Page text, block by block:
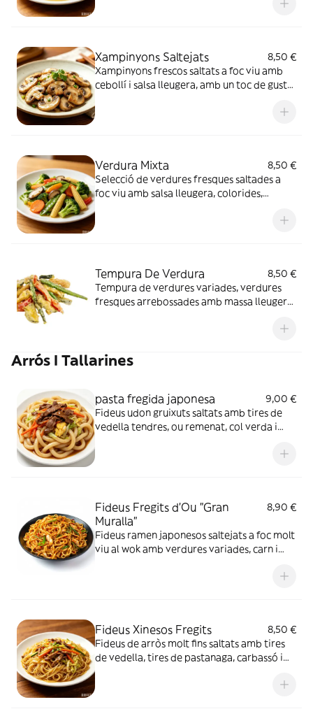
Xampinyons Saltejats
8,50 €
Xampinyons frescos saltats a foc viu amb
cebollí i salsa lleugera, amb un toc de gust
Verdura Mixta
8,50 €
Selecció de verdures fresques saltades a
foc viu amb salsa lleugera, colorides,
Tempura De Verdura
8,50 €
Tempura de verdures variades, verdures
fresques arrebossades amb massa lleugera
Arrós I Tallarines
pasta fregida japonesa
9,00 €
Fideus udon gruixuts saltats amb tires de
vedella tendres, ou remenat, col verda i
Fideus Fregits d'Ou "Gran
Muralla"
8,90 €
Fideus ramen japonesos saltejats a foc molt
viu al wok amb verdures variades, carn i
aigua calenta, sinó saltats per aconseguir
Fideus Xinesos Fregits
8,50 €
Fideus de arròs molt fins saltats amb tires
de vedella, tires de pastanaga, carbassó i